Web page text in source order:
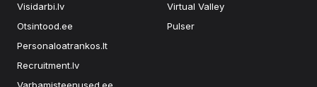
Visidarbi.lv
Otsintood.ee
Personaloatrankos.lt
Recruitment.lv
Virtual Valley
Pulser